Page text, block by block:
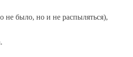
не было, но и не распыляться),